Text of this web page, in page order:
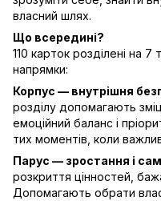
власний шлях.
Що всередині?
110 карток розділені на 7
напрямки:
Корпус — внутрішня
розділу допомагають
емоційний баланс і
тих моментів, коли
Парус — зростання і
розкриття цінностей,
Допомагають обрати